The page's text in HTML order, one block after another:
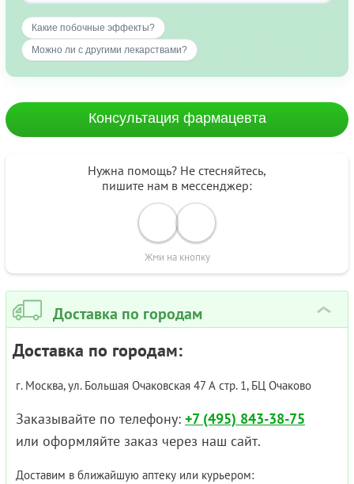
Какие побочные эффекты?
Можно ли с другими лекарствами?
Консультация фармацевта
Нужна помощь? Не стесняйтесь,
пишите нам в мессенджер:
Жми на кнопку
Доставка по городам ›
Доставка по городам:
г. Москва, ул. Большая Очаковская 47 А стр. 1, БЦ Очаково
Заказывайте по телефону: +7 (495) 843-38-75
или оформляйте заказ через наш сайт.
Доставим в ближайшую аптеку или курьером: